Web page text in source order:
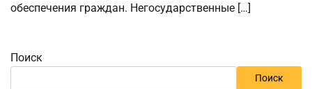
обеспечения граждан. Негосударственные […]
Поиск
Поиск